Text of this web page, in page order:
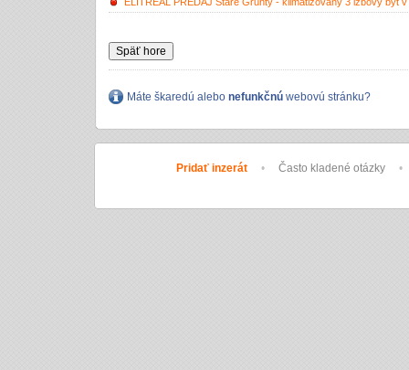
Späť hore
Máte škaredú alebo nefunkčnú webovú stránku?
Pridať inzerát • Často kladené otázky •